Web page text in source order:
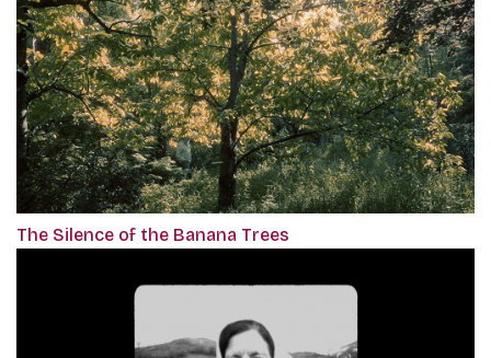
The Silence of the Banana Trees